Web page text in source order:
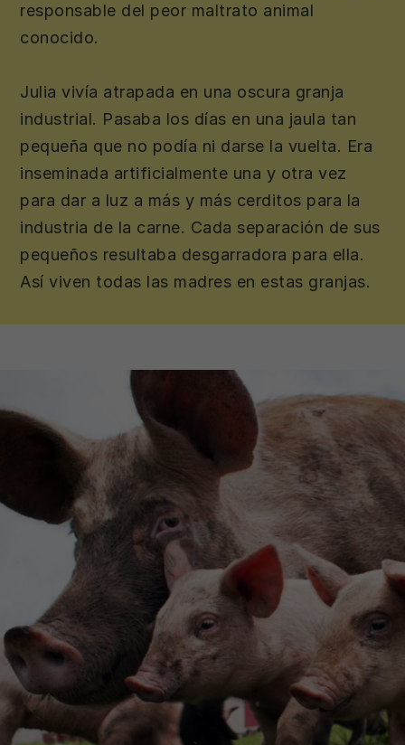
responsable del peor maltrato animal
conocido.
Julia vivía atrapada en una oscura granja
industrial. Pasaba los días en una jaula tan
pequeña que no podía ni darse la vuelta. Era
inseminada artificialmente una y otra vez
para dar a luz a más y más cerditos para la
industria de la carne. Cada separación de sus
pequeños resultaba desgarradora para ella.
Así viven todas las madres en estas granjas.